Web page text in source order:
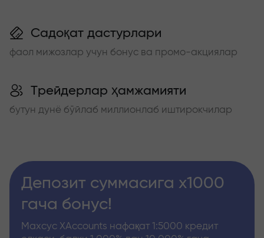
Садоқат дастурлари
фаол мижозлар учун бонус ва промо-акциялар
Трейдерлар ҳамжамияти
бутун дунё бўйлаб миллионлаб иштирокчилар
Депозит суммасига x1000
гача бонус!
Махсус XAccounts нафақат 1:5000 кредит